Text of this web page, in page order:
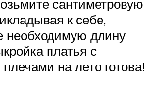
сантиметровую
к себе,
необходимую длину
платья с
на лето готова!